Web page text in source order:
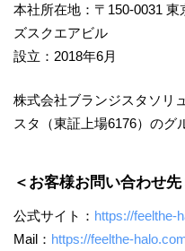
本社所在地：〒150-0031
ズスクエアビル
設立：2018年6月
株式会社ブランジスタソリ
スタ（東証上場6176）のグ
＜お客様お問い合わせ先
公式サイト： https://feelthe-
Mail： https://feelthe-